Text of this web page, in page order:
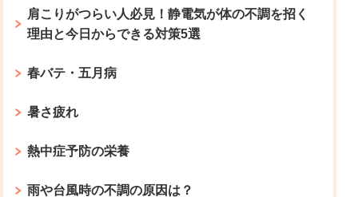
肩こりがつらい人必見！静電気が体の不調を招く
理由と今日からできる対策5選
春バテ・五月病
暑さ疲れ
熱中症予防の栄養
雨や台風時の不調の原因は？